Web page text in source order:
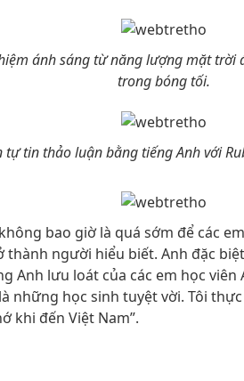
ánh sáng từ năng lượng mặt trời
trong bóng tối.
tự tin thảo luận bằng tiếng Anh với
bao giờ là quá sớm để các
thành người hiểu biết. Anh đặc
Anh lưu loát của các em học viên
là những học sinh tuyệt vời. Tôi
khi đến Việt Nam”.